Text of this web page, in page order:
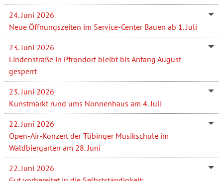
24. Juni 2026
Neue Öffnungszeiten im Service-Center Bauen ab 1. Juli
23. Juni 2026
Lindenstraße in Pfrondorf bleibt bis Anfang August
gesperrt
23. Juni 2026
Kunstmarkt rund ums Nonnenhaus am 4. Juli
22. Juni 2026
Open-Air-Konzert der Tübinger Musikschule im
Waldbiergarten am 28. Juni
22. Juni 2026